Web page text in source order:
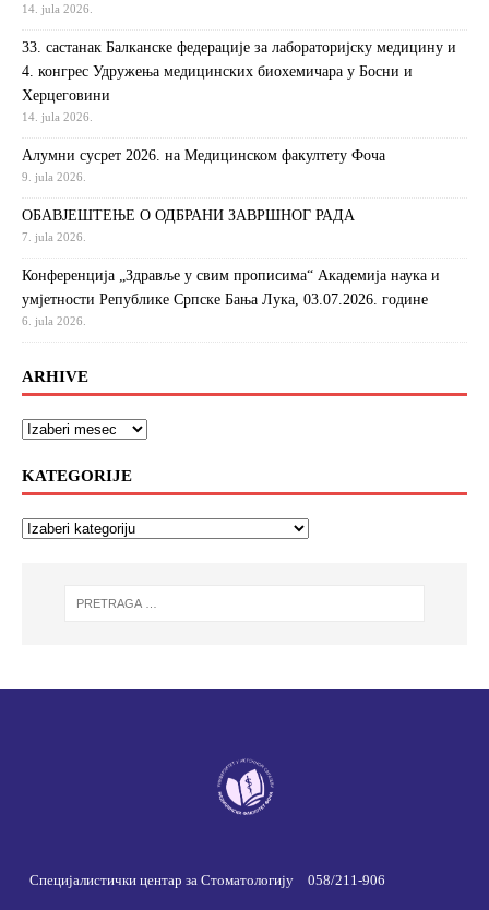
14. jula 2026.
33. састанак Балканске федерације за лабораторијску медицину и
4. конгрес Удружења медицинских биохемичара у Босни и
Херцеговини
14. jula 2026.
Алумни сусрет 2026. на Медицинском факултету Фоча
9. jula 2026.
ОБАВЈЕШТЕЊЕ О ОДБРАНИ ЗАВРШНОГ РАДА
7. jula 2026.
Конференција „Здравље у свим прописима“ Академија наука и
умјетности Републике Српске Бања Лука, 03.07.2026. године
6. jula 2026.
ARHIVE
KATEGORIJE
Специјалистички центар за Стоматологију 058/211-906